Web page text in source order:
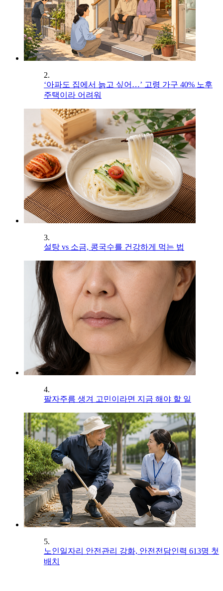
2.
‘아파도 집에서 늙고 싶어…’ 고령 가구 40% 노후
주택이라 어려워
3.
설탕 vs 소금, 콩국수를 건강하게 먹는 법
4.
팔자주름 생겨 고민이라면 지금 해야 할 일
5.
노인일자리 안전관리 강화, 안전전담인력 613명 첫
배치